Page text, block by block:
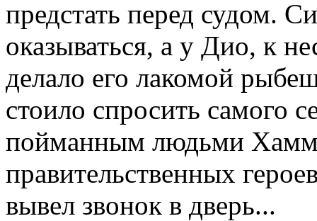
предстать перед судом.
оказываться, а у Дио, к
делало его лакомой
стоило спросить самого
пойманным людьми
правительственных
вывел звонок в дверь...